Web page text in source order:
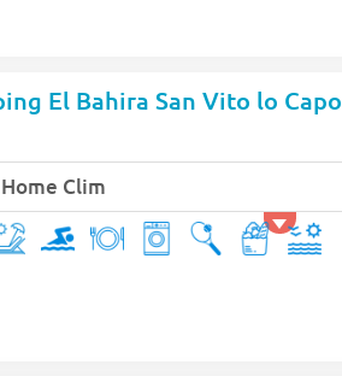
El Bahira San Vito lo Capo
Clim